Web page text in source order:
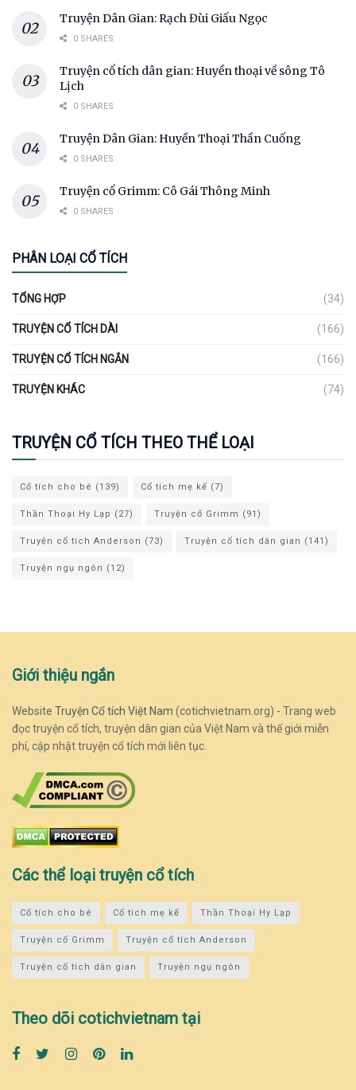
Truyện Dân Gian: Rạch Đùi Giấu Ngọc
0 SHARES
Truyện cổ tích dân gian: Huyền thoại về sông Tô
Lịch
0 SHARES
Truyện Dân Gian: Huyền Thoại Thần Cuống
0 SHARES
Truyện cổ Grimm: Cô Gái Thông Minh
0 SHARES
PHÂN LOẠI CỔ TÍCH
TỔNG HỢP (34)
TRUYỆN CỔ TÍCH DÀI (166)
TRUYỆN CỔ TÍCH NGẮN (166)
TRUYỆN KHÁC (74)
TRUYỆN CỔ TÍCH THEO THỂ LOẠI
Cổ tích cho bé (139) Cổ tích mẹ kế (7)
Thần Thoại Hy Lạp (27) Truyện cổ Grimm (91)
Truyện cổ tích Anderson (73) Truyện cổ tích dân gian (141)
Truyện ngụ ngôn (12)
Giới thiệu ngắn
Website Truyện Cổ tích Việt Nam (cotichvietnam.org) - Trang web
đọc truyện cổ tích, truyện dân gian của Việt Nam và thế giới miễn
phí, cập nhật truyện cổ tích mới liên tục.
Các thể loại truyện cổ tích
Cổ tích cho bé Cổ tích mẹ kế Thần Thoại Hy Lạp
Truyện cổ Grimm Truyện cổ tích Anderson
Truyện cổ tích dân gian Truyện ngụ ngôn
Theo dõi cotichvietnam tại